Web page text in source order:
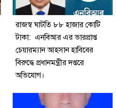
রাজস্ব ঘাটতি ৮৮ হাজার কোটি
টাকা: এনবিআর এর ভারপ্রাপ্ত
চেয়ারম্যান আহসান হাবিবের
বিরুদ্ধে প্রধানমন্ত্রীর দপ্তরে
অভিযোগ।